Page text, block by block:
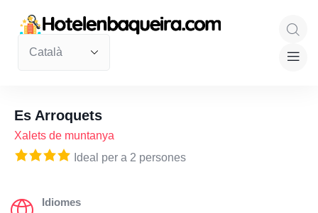
Es Arroquets
Xalets de muntanya
Ideal per a 2 persones
Idiomes